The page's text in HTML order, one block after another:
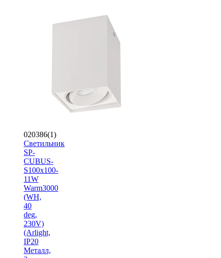
020386(1)
Светильник
SP-
CUBUS-
S100x100-
11W
Warm3000
(WH,
40
deg,
230V)
(Arlight,
IP20
Металл,